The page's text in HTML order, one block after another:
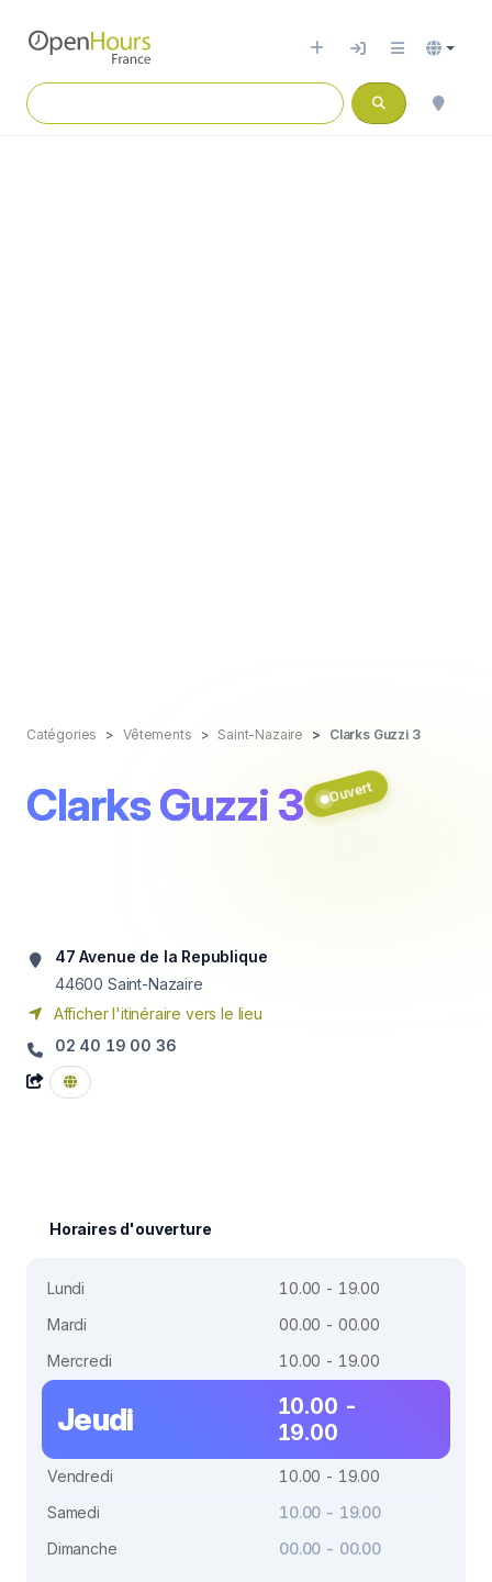
Catégories Vêtements Saint-Nazaire Clarks Guzzi 3
Clarks Guzzi 3 Ouvert
47 Avenue de la Republique
44600 Saint-Nazaire
Afficher l'itinéraire vers le lieu
02 40 19 00 36
Horaires d'ouverture
Lundi
10.00 - 19.00
Mardi
00.00 - 00.00
Mercredi
10.00 - 19.00
Jeudi
10.00 -
19.00
Vendredi
10.00 - 19.00
Samedi
10.00 - 19.00
Dimanche
00.00 - 00.00